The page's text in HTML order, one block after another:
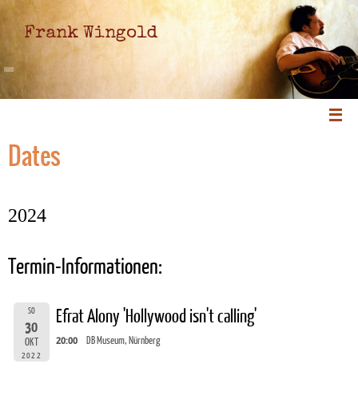
Frank Wingold
Dates
2024
Termin-Informationen:
SO
30
OKT
2022
Efrat Alony 'Hollywood isn't calling'
20:00 DB Museum, Nürnberg